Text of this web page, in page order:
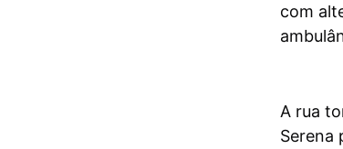
com
A rua
Serena